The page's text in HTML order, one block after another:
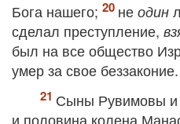
Бога нашего;
не один
сделал преступление,
был на все общество
умер за свое беззаконие.
Сыны Рувимовы
и половина колена